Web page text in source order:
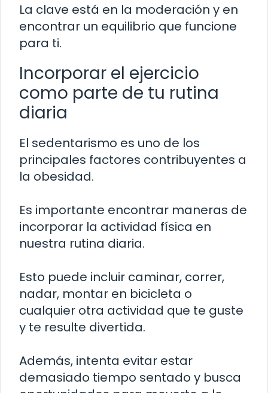
La clave está en la moderación y en
encontrar un equilibrio que funcione
para ti.
Incorporar el ejercicio
como parte de tu rutina
diaria
El sedentarismo es uno de los
principales factores contribuyentes a
la obesidad.
Es importante encontrar maneras de
incorporar la actividad física en
nuestra rutina diaria.
Esto puede incluir caminar, correr,
nadar, montar en bicicleta o
cualquier otra actividad que te guste
y te resulte divertida.
Además, intenta evitar estar
demasiado tiempo sentado y busca